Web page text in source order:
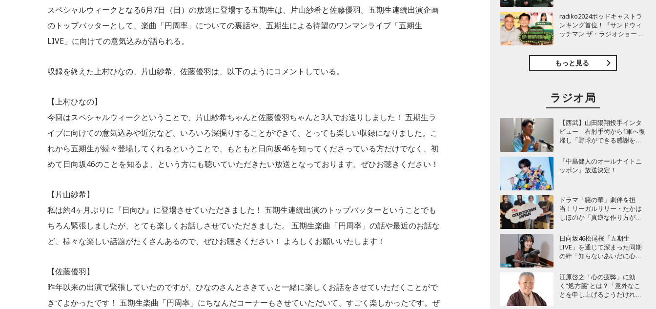
スペシャルウィークとなる6月7日（日）の放送に登場する五期生は、片山紗希と佐藤優羽。五期生連続出演企画
のトップバッターとして、楽曲「円周率」についての裏話や、五期生による待望のワンマンライブ「五期生
LIVE」に向けての意気込みが語られる。
収録を終えた上村ひなの、片山紗希、佐藤優羽は、以下のようにコメントしている。
【上村ひなの】
今回はスペシャルウィークということで、片山紗希ちゃんと佐藤優羽ちゃんと3人でお送りしました！ 五期生ラ
イブに向けての意気込みや近況など、いろいろ深掘りすることができて、とっても楽しい収録になりました。こ
れから五期生が続々登場してくれるということで、もともと日向坂46を知ってくださっている方だけでなく、初
めて日向坂46のことを知るよ、という方にも聴いていただきたい放送となっております。ぜひお聴きください！
【片山紗希】
私は約4ヶ月ぶりに『日向ひ』に登場させていただきました！ 五期生連続出演のトップバッターということでも
ちろん緊張しましたが、とても楽しくお話しさせていただきました。 五期生楽曲「円周率」の話や最近のお話な
ど、様々な楽しい話題がたくさんあるので、ぜひお聴きください！ よろしくお願いいたします！
【佐藤優羽】
昨年以来の出演で緊張していたのですが、ひなのさんとさきてぃと一緒に楽しくお話をさせていただくことがで
きてよかったです！ 五期生楽曲「円周率」にちなんだコーナーもさせていただいて、すごく楽しかったです。ぜ
曜天国』インタビュー
radiko2024ポッドキャストラ
ンキング首位！『サンドウィ
ッチマン ザ・ラジオショー サ
もっと見る
ラジオ局
【西武】山田陽翔投手インタ
ビュー 右肘手術から1軍へ復
帰し「野球ができる感謝を再
『中島健人のオールナイトニ
ッポン』放送決定！
ドラマ「惡の華」劇伴を担
当！リーガルリリー・たかは
しほのか「真逆な作り方が面
ー」制作秘話も
日向坂46松尾桜「五期生
LIVE」を通じて深まった同期
の絆「知らないあいだに心の
江原啓之「心の疲弊」に効
く“処方箋”とは？「意外なこ
とを申し上げるようだけれ